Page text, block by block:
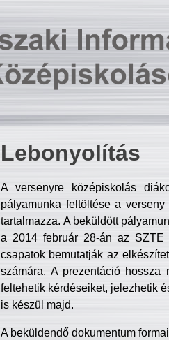
Lebonyolítás
A versenyre középiskolás
pályamunka feltöltése a
tartalmazza. A beküldött
a 2014 február 28-án az SZTE
csapatok bemutatják az
számára. A prezentáció
feltehetik kérdéseiket, jelezhetik
is készül majd.
A beküldendő dokumentum